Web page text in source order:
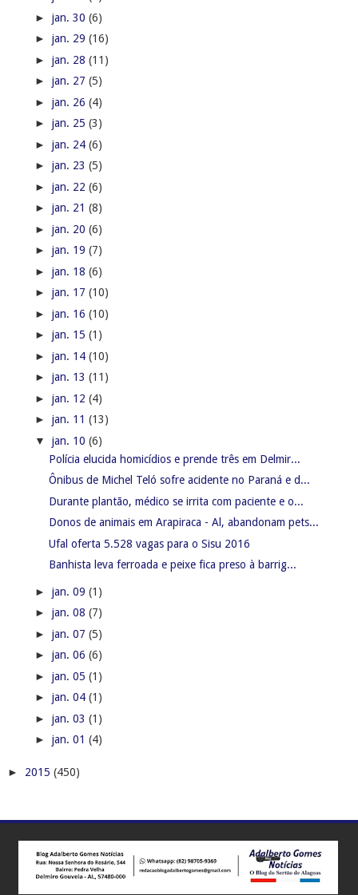
► jan. 30 (6)
► jan. 29 (16)
► jan. 28 (11)
► jan. 27 (5)
► jan. 26 (4)
► jan. 25 (3)
► jan. 24 (6)
► jan. 23 (5)
► jan. 22 (6)
► jan. 21 (8)
► jan. 20 (6)
► jan. 19 (7)
► jan. 18 (6)
► jan. 17 (10)
► jan. 16 (10)
► jan. 15 (1)
► jan. 14 (10)
► jan. 13 (11)
► jan. 12 (4)
► jan. 11 (13)
▼ jan. 10 (6)
Polícia elucida homicídios e prende três em Delmir...
Ônibus de Michel Teló sofre acidente no Paraná e d...
Durante plantão, médico se irrita com paciente e o...
Donos de animais em Arapiraca - Al, abandonam pets...
Ufal oferta 5.528 vagas para o Sisu 2016
Banhista leva ferroada e peixe fica preso à barrig...
► jan. 09 (1)
► jan. 08 (7)
► jan. 07 (5)
► jan. 06 (6)
► jan. 05 (1)
► jan. 04 (1)
► jan. 03 (1)
► jan. 01 (4)
► 2015 (450)